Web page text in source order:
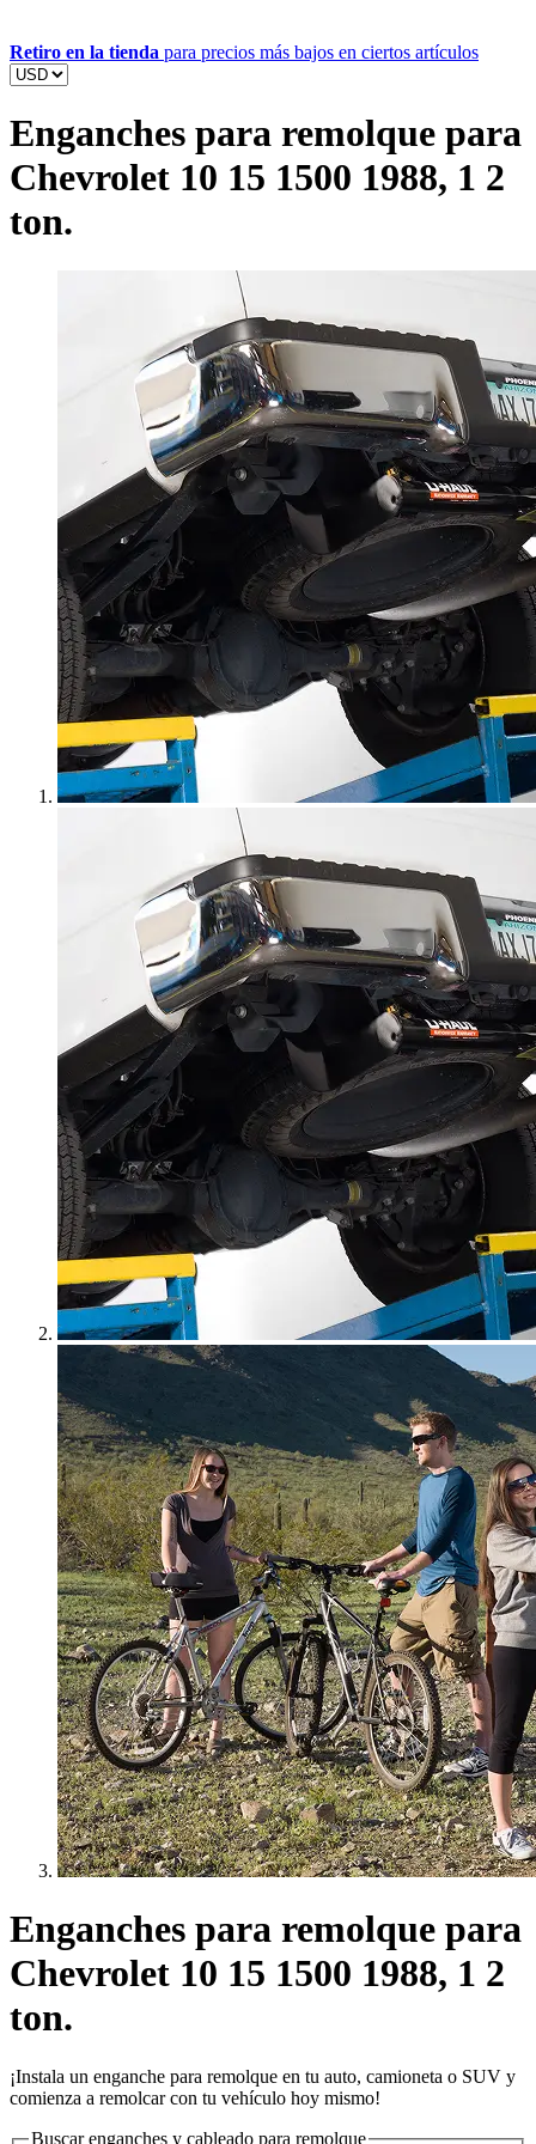
Retiro en la tienda para precios más bajos en ciertos artículos
Enganches para remolque para
Chevrolet 10 15 1500 1988, 1 2
ton.
Enganches para remolque para
Chevrolet 10 15 1500 1988, 1 2
ton.
¡Instala un enganche para remolque en tu auto, camioneta o SUV y
comienza a remolcar con tu vehículo hoy mismo!
Buscar enganches y cableado para remolque